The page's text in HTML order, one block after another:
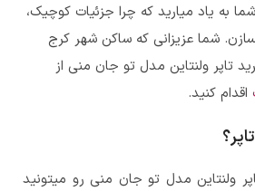
به یاد میارید که چرا جزئیات کوچیک،
شما عزیزانی که ساکن شهر کرج
تاپر ولنتاین مدل تو جان منی از
اقدام کنید.
ولنتاین مدل تو جان منی رو میتونید